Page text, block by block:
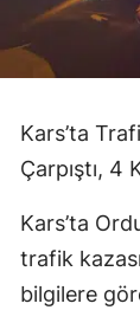
Kars’ta
Çarpıştı, 4
Kars’ta
trafik
bilgilere